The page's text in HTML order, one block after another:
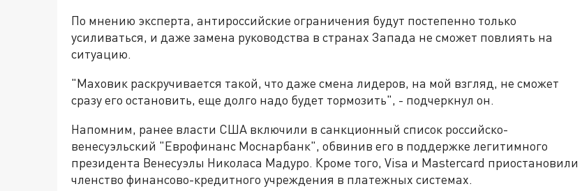
По мнению эксперта, антироссийские ограничения будут постепенно только
усиливаться, и даже замена руководства в странах Запада не сможет повлиять на
ситуацию.
"Маховик раскручивается такой, что даже смена лидеров, на мой взгляд, не сможет
сразу его остановить, еще долго надо будет тормозить", - подчеркнул он.
Напомним, ранее власти США включили в санкционный список российско-
венесуэльский "Еврофинанс Моснарбанк", обвинив его в поддержке легитимного
президента Венесуэлы Николаса Мадуро. Кроме того, Visa и Mastercard приостановили
членство финансово-кредитного учреждения в платежных системах.